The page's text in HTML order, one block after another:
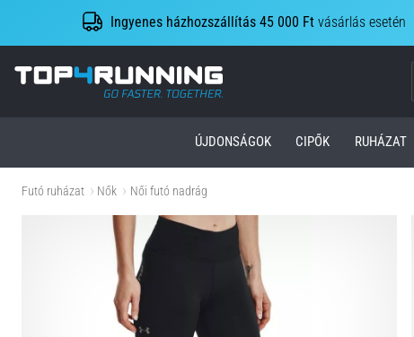
Ingyenes házhozszállítás 45 000 Ft vásárlás esetén
Top4Running.hu
ÚJDONSÁGOK CIPŐK RUHÁZAT
Futó ruházat Nők Női futó nadrág